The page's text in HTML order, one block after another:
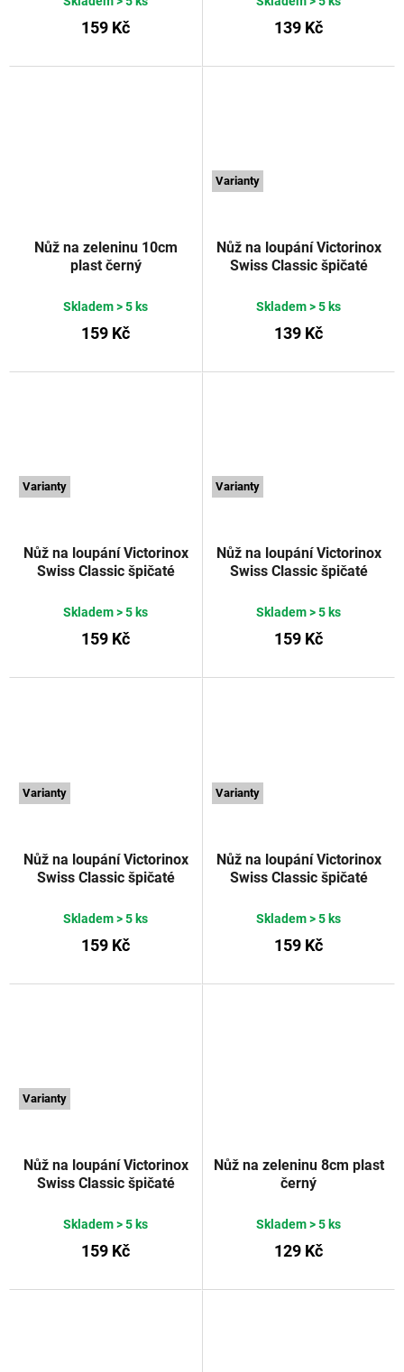
159 Kč 139 Kč
Nůž na zeleninu 10cm
plast černý
Skladem> 5 ks
159 Kč
Varianty
Nůž na loupání Victorinox
Swiss Classic špičaté
VICTORINOX
Skladem> 5 ks
139 Kč
Varianty
Nůž na loupání Victorinox
Swiss Classic špičaté
žlutýVICTORINOX
Skladem> 5 ks
159 Kč
Varianty
Nůž na loupání Victorinox
Swiss Classic špičaté
fialovýVICTORINOX
Skladem> 5 ks
159 Kč
Varianty
Nůž na loupání Victorinox
Swiss Classic špičaté
oranžovýVICTORINOX
Skladem> 5 ks
159 Kč
Varianty
Nůž na loupání Victorinox
Swiss Classic špičaté
VICTORINOX
Skladem> 5 ks
159 Kč
Varianty
Nůž na loupání Victorinox
Swiss Classic špičaté
červenýVICTORINOX
Skladem> 5 ks
159 Kč
Nůž na zeleninu 8cm plast
černý
Skladem> 5 ks
129 Kč